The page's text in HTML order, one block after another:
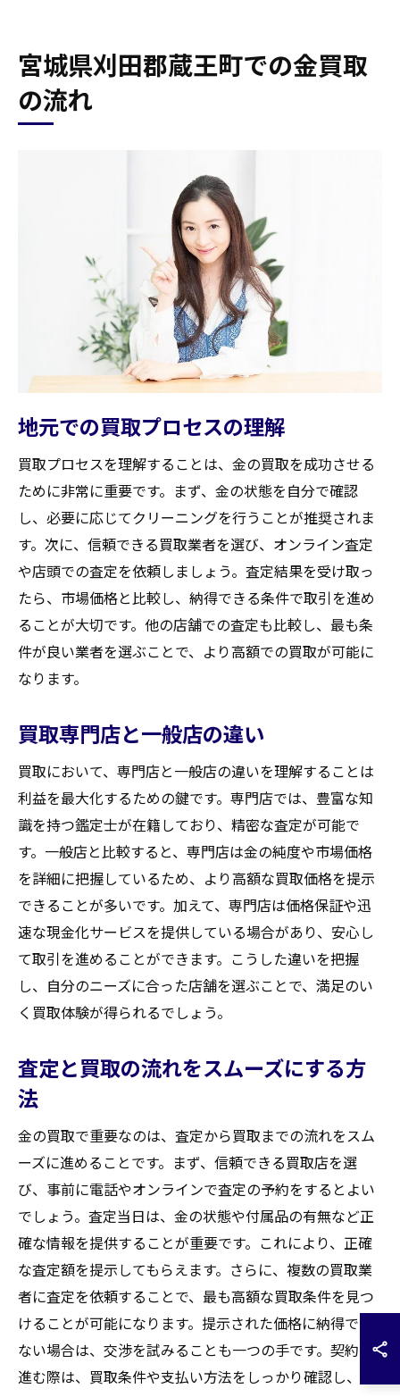
宮城県刈田郡蔵王町での金買取
の流れ
地元での買取プロセスの理解
買取プロセスを理解することは、金の買取を成功させる
ために非常に重要です。まず、金の状態を自分で確認
し、必要に応じてクリーニングを行うことが推奨されま
す。次に、信頼できる買取業者を選び、オンライン査定
や店頭での査定を依頼しましょう。査定結果を受け取っ
たら、市場価格と比較し、納得できる条件で取引を進め
ることが大切です。他の店舗での査定も比較し、最も条
件が良い業者を選ぶことで、より高額での買取が可能に
なります。
買取専門店と一般店の違い
買取において、専門店と一般店の違いを理解することは
利益を最大化するための鍵です。専門店では、豊富な知
識を持つ鑑定士が在籍しており、精密な査定が可能で
す。一般店と比較すると、専門店は金の純度や市場価格
を詳細に把握しているため、より高額な買取価格を提示
できることが多いです。加えて、専門店は価格保証や迅
速な現金化サービスを提供している場合があり、安心し
て取引を進めることができます。こうした違いを把握
し、自分のニーズに合った店舗を選ぶことで、満足のい
く買取体験が得られるでしょう。
査定と買取の流れをスムーズにする方
法
金の買取で重要なのは、査定から買取までの流れをスム
ーズに進めることです。まず、信頼できる買取店を選
び、事前に電話やオンラインで査定の予約をするとよい
でしょう。査定当日は、金の状態や付属品の有無など正
確な情報を提供することが重要です。これにより、正確
な査定額を提示してもらえます。さらに、複数の買取業
者に査定を依頼することで、最も高額な買取条件を見つ
けることが可能になります。提示された価格に納得でき
ない場合は、交渉を試みることも一つの手です。契約に
進む際は、買取条件や支払い方法をしっかり確認し、円